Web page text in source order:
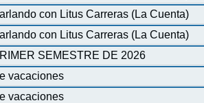
con Litus Carreras (La Cuenta)
con Litus Carreras (La Cuenta)
SEMESTRE DE 2026
vacaciones
vacaciones